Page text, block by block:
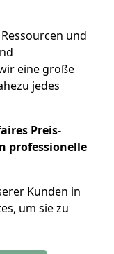
und
eine große
jedes
Preis-
professionelle
Kunden in
um sie zu